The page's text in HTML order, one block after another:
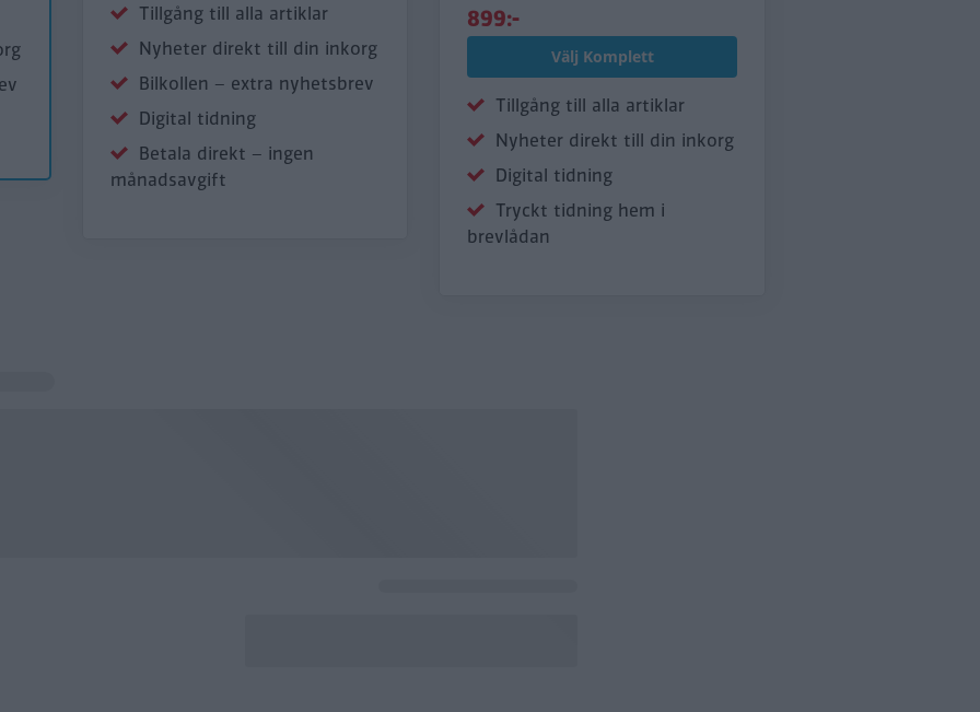
Tillgång till alla artiklar
Nyheter direkt till din inkorg
Bilkollen – extra nyhetsbrev
Digital tidning
Betala direkt – ingen
månadsavgift
899:-
Välj Komplett
Tillgång till alla artiklar
Nyheter direkt till din inkorg
Digital tidning
Tryckt tidning hem i
brevlådan